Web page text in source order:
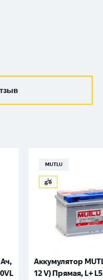
MUTLU
Аккумулятор
12 V) Прямая, L+ L5